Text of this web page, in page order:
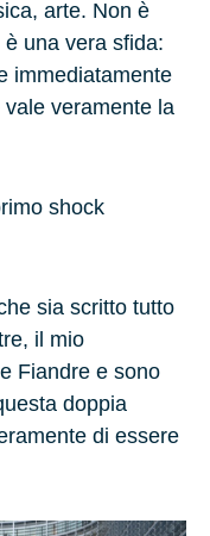
arte. Non è
una vera sfida:
immediatamente
veramente la
shock
sia scritto tutto
il mio
Fiandre e sono
doppia
di essere